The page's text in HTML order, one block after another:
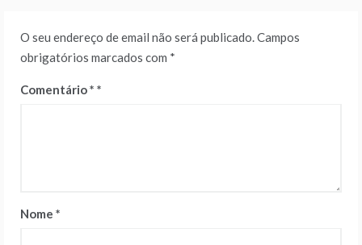
O seu endereço de email não será publicado.Campos
obrigatórios marcados com *
Comentário*
Nome *